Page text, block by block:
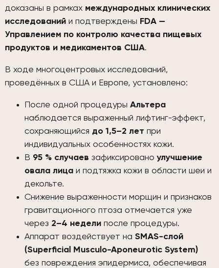
доказаны в рамках международных клинических
исследований и подтверждены FDA —
Управлением по контролю качества пищевых
продуктов и медикаментов США.
В ходе многоцентровых исследований,
проведённых в США и Европе, установлено:
После одной процедуры Альтера
наблюдается выраженный лифтинг-эффект,
сохраняющийся до 1,5–2 лет при
индивидуальных особенностях кожи.
В 95 % случаев зафиксированоулучшение
овала лица и подтяжка кожи в области шеи и
декольте.
Снижение выраженности морщин и признаков
гравитационного птоза отмечается уже
через 2–4 недели после процедуры.
Аппарат воздействует на SMAS-слой
(Superficial Musculo-Aponeurotic System)
без повреждения эпидермиса, обеспечивая